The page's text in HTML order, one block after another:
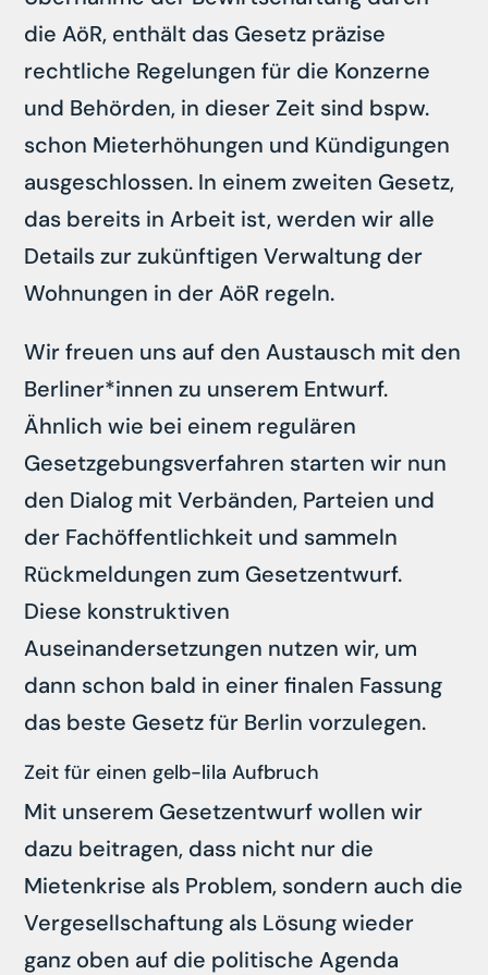
die AöR, enthält das Gesetz präzise
rechtliche Regelungen für die Konzerne
und Behörden, in dieser Zeit sind bspw.
schon Mieterhöhungen und Kündigungen
ausgeschlossen. In einem zweiten Gesetz,
das bereits in Arbeit ist, werden wir alle
Details zur zukünftigen Verwaltung der
Wohnungen in der AöR regeln.
Wir freuen uns auf den Austausch mit den
Berliner*innen zu unserem Entwurf.
Ähnlich wie bei einem regulären
Gesetzgebungsverfahren starten wir nun
den Dialog mit Verbänden, Parteien und
der Fachöffentlichkeit und sammeln
Rückmeldungen zum Gesetzentwurf.
Diese konstruktiven
Auseinandersetzungen nutzen wir, um
dann schon bald in einer finalen Fassung
das beste Gesetz für Berlin vorzulegen.
Zeit für einen gelb-lila Aufbruch
Mit unserem Gesetzentwurf wollen wir
dazu beitragen, dass nicht nur die
Mietenkrise als Problem, sondern auch die
Vergesellschaftung als Lösung wieder
ganz oben auf die politische Agenda